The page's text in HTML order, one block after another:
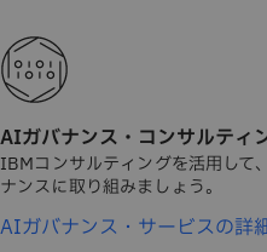
AIガバナンス・コンサルティ
IBMコンサルティングを活用して
ナンスに取り組みましょう。
AIガバナンス・サービスの詳